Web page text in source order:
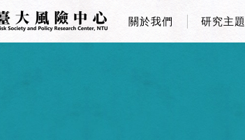
關於我們 研究主題